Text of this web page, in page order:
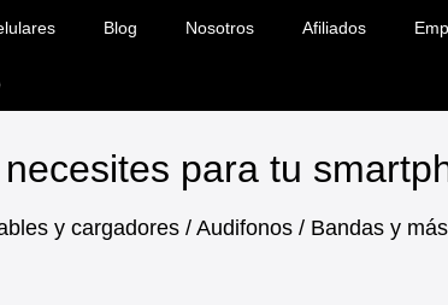
Blog Nosotros Afiliados
para tu
y cargadores / Audifonos / Bandas y